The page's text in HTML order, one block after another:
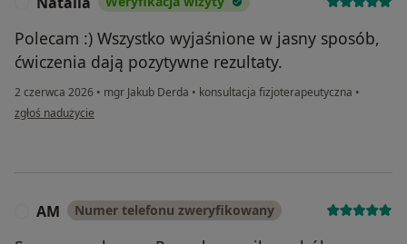
Polecam :) Wszystko wyjaśnione w jasny sposób,
ćwiczenia dają pozytywne rezultaty.
2 czerwca 2026 • mgr Jakub Derda • konsultacja fizjoterapeutyczna •
w opinii użytkownika Natalia
zgłoś nadużycie
AM Numer telefonu zweryfikowany